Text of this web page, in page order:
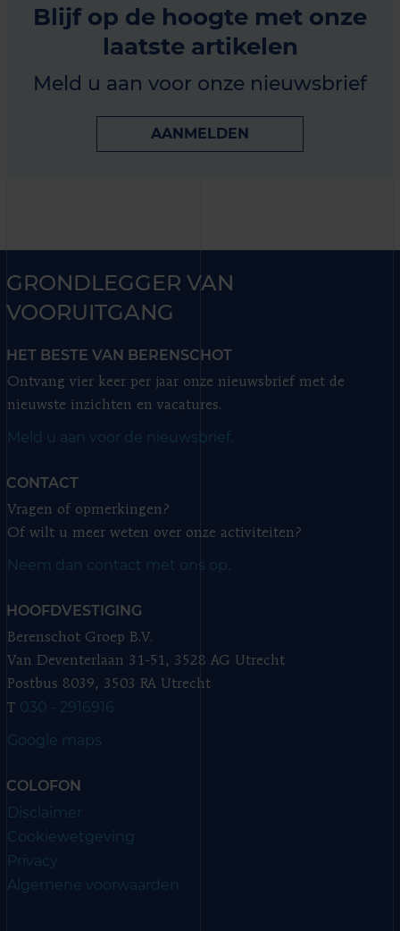
Blijf op de hoogte met onze
laatste artikelen
Meld u aan voor onze nieuwsbrief
AANMELDEN
GRONDLEGGER VAN
VOORUITGANG
HET BESTE VAN BERENSCHOT
Ontvang vier keer per jaar onze nieuwsbrief met de
nieuwste inzichten en vacatures.
Meld u aan voor de nieuwsbrief.
CONTACT
Vragen of opmerkingen?
Of wilt u meer weten over onze activiteiten?
Neem dan contact met ons op.
HOOFDVESTIGING
Berenschot Groep B.V.
Van Deventerlaan 31-51, 3528 AG Utrecht
Postbus 8039, 3503 RA Utrecht
T 030 - 2916916
Google maps
COLOFON
Disclaimer
Cookiewetgeving
Privacy
Algemene voorwaarden